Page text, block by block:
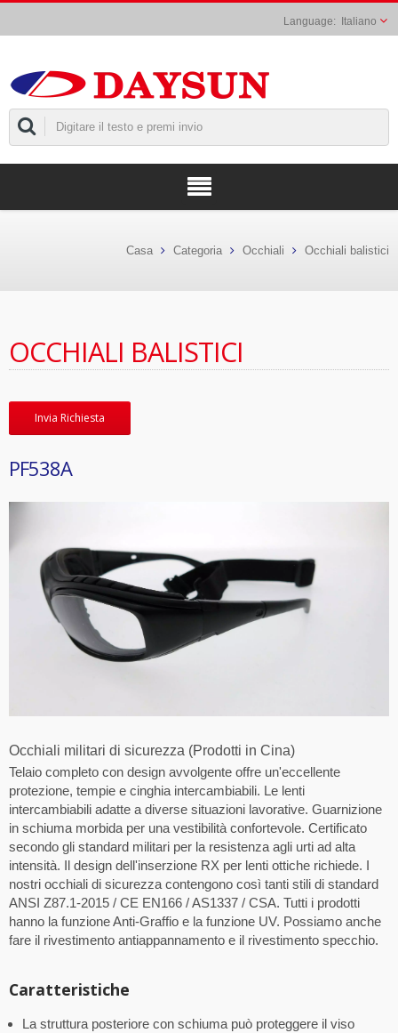
Italiano
Casa Categoria Occhiali Occhiali balistici
OCCHIALI BALISTICI
Invia Richiesta
PF538A
Occhiali militari di sicurezza (Prodotti in Cina)
Telaio completo con design avvolgente offre un'eccellente
protezione, tempie e cinghia intercambiabili. Le lenti
intercambiabili adatte a diverse situazioni lavorative. Guarnizione
in schiuma morbida per una vestibilità confortevole. Certificato
secondo gli standard militari per la resistenza agli urti ad alta
intensità. Il design dell'inserzione RX per lenti ottiche richiede. I
nostri occhiali di sicurezza contengono così tanti stili di standard
ANSI Z87.1-2015 / CE EN166 / AS1337 / CSA. Tutti i prodotti
hanno la funzione Anti-Graffio e la funzione UV. Possiamo anche
fare il rivestimento antiappannamento e il rivestimento specchio.
Caratteristiche
La struttura posteriore con schiuma può proteggere il viso